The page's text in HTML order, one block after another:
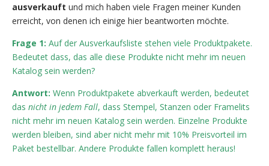
ausverkauft und mich haben viele Fragen meiner Kunden
erreicht, von denen ich einige hier beantworten möchte.
Frage 1: Auf der Ausverkaufsliste stehen viele Produktpakete.
Bedeutet dass, das alle diese Produkte nicht mehr im neuen
Katalog sein werden?
Antwort: Wenn Produktpakete abverkauft werden, bedeutet
das nicht in jedem Fall, dass Stempel, Stanzen oder Framelits
nicht mehr im neuen Katalog sein werden. Einzelne Produkte
werden bleiben, sind aber nicht mehr mit 10% Preisvorteil im
Paket bestellbar. Andere Produkte fallen komplett heraus!